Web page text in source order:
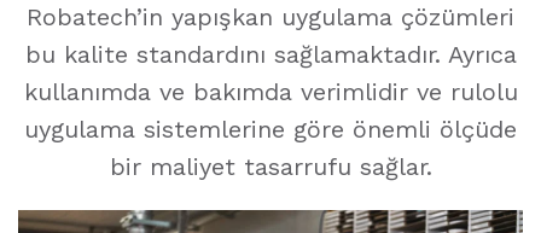
Robatech’in yapışkan uygulama çözümleri
bu kalite standardını sağlamaktadır. Ayrıca
kullanımda ve bakımda verimlidir ve rulolu
uygulama sistemlerine göre önemli ölçüde
bir maliyet tasarrufu sağlar.